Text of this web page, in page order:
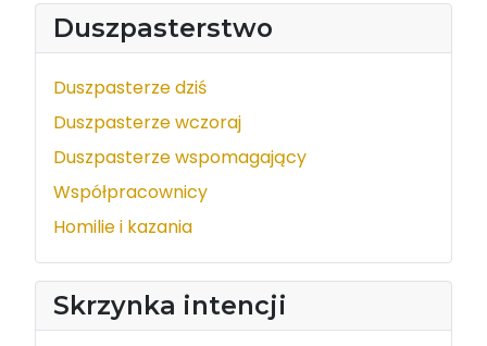
Duszpasterstwo
Duszpasterze dziś
Duszpasterze wczoraj
Duszpasterze wspomagający
Współpracownicy
Homilie i kazania
Skrzynka intencji